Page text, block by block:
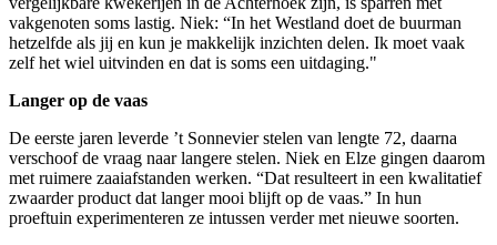
vakgenoten soms lastig. Niek: “In het Westland doet de buurman
hetzelfde als jij en kun je makkelijk inzichten delen. Ik moet vaak
zelf het wiel uitvinden en dat is soms een uitdaging."
Langer op de vaas
De eerste jaren leverde ’t Sonnevier stelen van lengte 72, daarna
verschoof de vraag naar langere stelen. Niek en Elze gingen daarom
met ruimere zaaiafstanden werken. “Dat resulteert in een kwalitatief
zwaarder product dat langer mooi blijft op de vaas.” In hun
proeftuin experimenteren ze intussen verder met nieuwe soorten.